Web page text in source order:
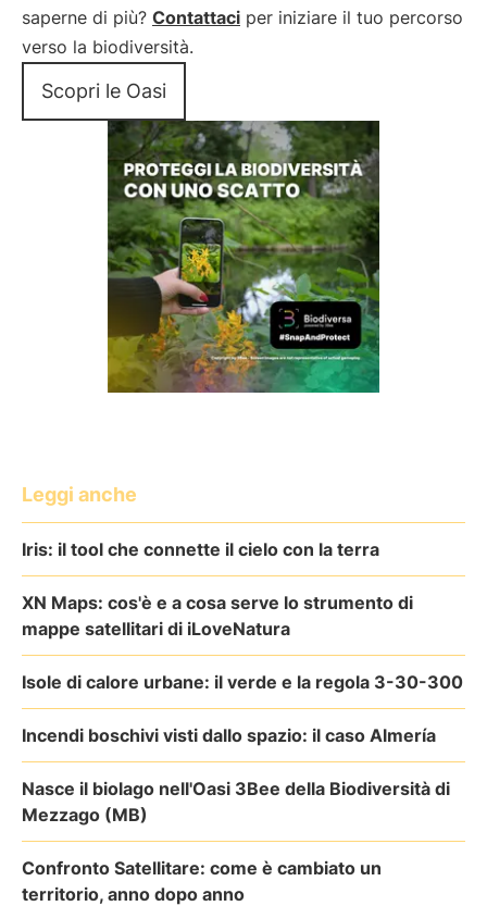
saperne di più? Contattaci per iniziare il tuo percorso
verso la biodiversità.
Scopri le Oasi
Leggi anche
Iris: il tool che connette il cielo con la terra
XN Maps: cos'è e a cosa serve lo strumento di
mappe satellitari di iLoveNatura
Isole di calore urbane: il verde e la regola 3-30-300
Incendi boschivi visti dallo spazio: il caso Almería
Nasce il biolago nell'Oasi 3Bee della Biodiversità di
Mezzago (MB)
Confronto Satellitare: come è cambiato un
territorio, anno dopo anno